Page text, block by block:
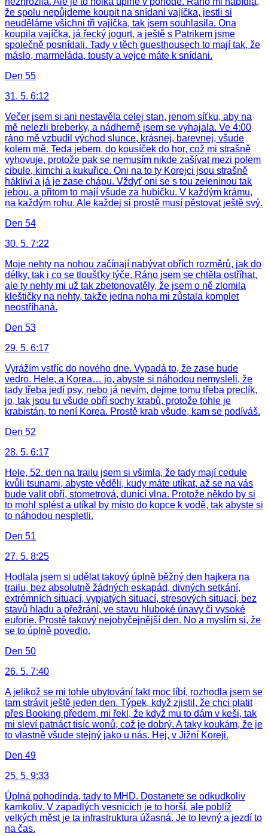
že spolu nepůjdeme koupit na snídani vajíčka, jestli si
neuděláme všichni tři vajíčka, tak jsem souhlasila. Ona
koupila vajíčka, já řecký jogurt, a ještě s Patrikem jsme
společně posnídali. Tady v těch guesthousech to mají tak, že
máslo, marmeláda, tousty a vejce máte k snídani.
Den 55
31. 5. 6:12
Večer jsem si ani nestavěla celej stan, jenom síťku, aby na
mě nelezli breberky, a nádherně jsem se vyhajala. Ve 4:00
ráno mě vzbudil východ slunce, krásnej, barevnej, všude
kolem mě. Teda jebem, do kousíček do hor, což mi strašně
vyhovuje, protože pak se nemusím nikde zašívat mezi polem
cibule, kimchi a kukuřice. Oni na to ty Korejci jsou strašně
hákliví a já je zase chápu. Vždyť oni se s tou zeleninou tak
jebou, a přitom to mají všude za hubičku. V každým krámu,
na každým rohu. Ale každej si prostě musí pěstovat ještě svý.
Den 54
30. 5. 7:22
Moje nehty na nohou začínají nabývat obřích rozměrů, jak do
délky, tak i co se tloušťky týče. Ráno jsem se chtěla ostříhat,
ale ty nehty mi už tak zbetonovatěly, že jsem o ně zlomila
kleštičky na nehty, takže jedna noha mi zůstala komplet
neostříhaná.
Den 53
29. 5. 6:17
Vyrážím vstříc do nového dne. Vypadá to, že zase bude
vedro. Hele, a Korea… jo, abyste si náhodou nemysleli, že
tady třeba jedí psy, nebo já nevím, dejme tomu třeba preclík,
jo, tak jsou tu všude obří sochy krabů, protože tohle je
krabistán, to není Korea. Prostě krab všude, kam se podíváš.
Den 52
28. 5. 6:17
Hele, 52. den na trailu jsem si všimla, že tady mají cedule
kvůli tsunami, abyste věděli, kudy máte utíkat, až se na vás
bude valit obří, stometrová, dunící vlna. Protože někdo by si
to mohl splést a utíkal by místo do kopce k vodě, tak abyste si
to náhodou nespletli.
Den 51
27. 5. 8:25
Hodlala jsem si udělat takový úplně běžný den hajkera na
trailu, bez absolutně žádných eskapád, divných setkání,
extrémních situací, vypjatých situací, stresových situací, bez
stavů hladu a přežrání, ve stavu hluboké únavy či vysoké
euforie. Prostě takový nejobyčejnější den. No a myslím si, že
se to úplně povedlo.
Den 50
26. 5. 7:40
A jelikož se mi tohle ubytování fakt moc líbí, rozhodla jsem se
tam strávit ještě jeden den. Týpek, když zjistil, že chci platit
přes Booking předem, mi řekl, že když mu to dám v keši, tak
mi sleví patnáct tisíc wonů, což je dobrý. A taky koukám, že je
to vlastně všude stejný jako u nás. Hej, v Jižní Koreji.
Den 49
25. 5. 9:33
Úplná pohodinda, tady to MHD. Dostanete se odkudkoliv
kamkoliv. V zapadlých vesnicích je to horší, ale poblíž
velkých měst je ta infrastruktura úžasná. Je to levný a jezdí to
na čas.